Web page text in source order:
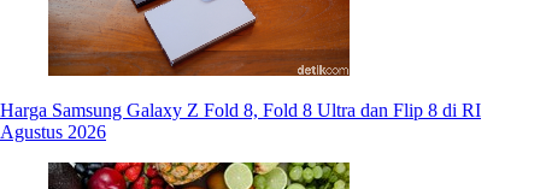
Harga Samsung Galaxy Z Fold 8, Fold 8 Ultra dan Flip 8 di RI
Agustus 2026